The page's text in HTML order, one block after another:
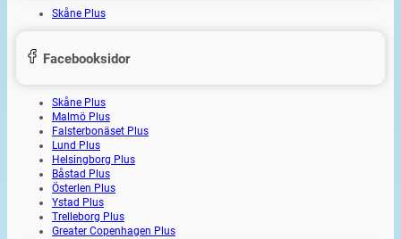
Skåne Plus
Facebooksidor
Skåne Plus
Malmö Plus
Falsterbonäset Plus
Lund Plus
Helsingborg Plus
Båstad Plus
Österlen Plus
Ystad Plus
Trelleborg Plus
Greater Copenhagen Plus